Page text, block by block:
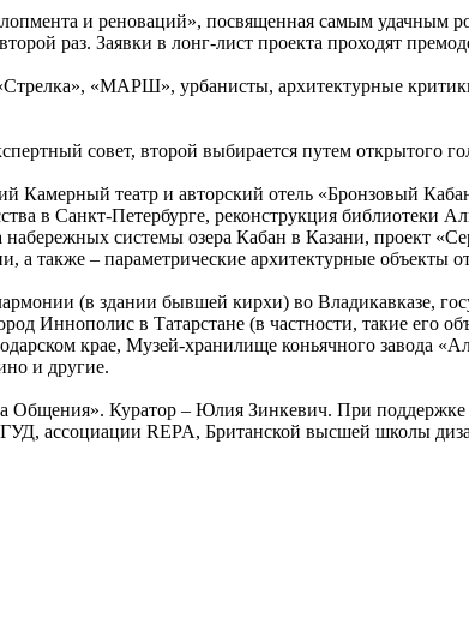
и реноваций», посвященная самым удачным
раз. Заявки в лонг-лист проекта проходят
«МАРШ», урбанисты, архитектурные
совет, второй выбирается путем открытого
театр и авторский отель «Бронзовый
в Санкт-Петербурге, реконструкция библиотеки
набережных системы озера Кабан в Казани, проект
а также – параметрические архитектурные
(в здании бывшей кирхи) во Владикавказе,
Иннополис в Татарстане (в частности, такие его
крае, Музей-хранилище коньячного завода
и другие.
Общения». Куратор – Юлия Зинкевич. При
ассоциации REPA, Британской высшей школы